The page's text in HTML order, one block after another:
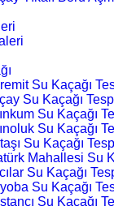
Su Kaçağı
Su Kaçağı
Su Kaçağı
Su Kaçağı
Su Kaçağı
Mahallesi Su
Su Kaçağı
Su Kaçağı
Su Kaçağı